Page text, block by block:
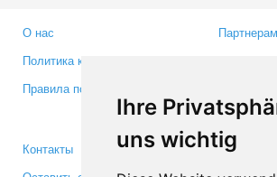
Ihre
uns wichtig
О нас
Политика конфиденциальности
Правила пользования
Партнерам
Медиа
Контакты
Facebook